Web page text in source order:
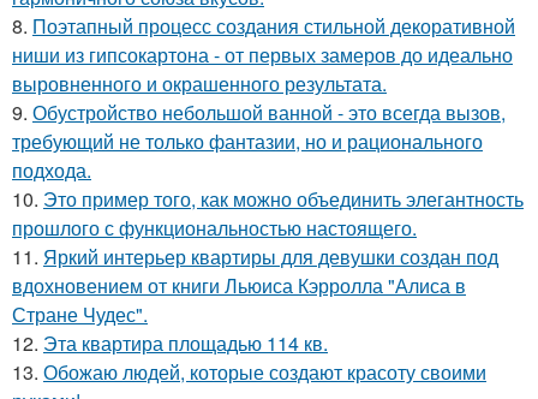
8. Поэтапный процесс создания стильной декоративной
ниши из гипсокартона - от первых замеров до идеально
выровненного и окрашенного результата.
9. Обустройство небольшой ванной - это всегда вызов,
требующий не только фантазии, но и рационального
подхода.
10. Это пример того, как можно объединить элегантность
прошлого с функциональностью настоящего.
11. Яркий интерьер квартиры для девушки создан под
вдохновением от книги Льюиса Кэрролла "Алиса в
Стране Чудес".
12. Эта квартира площадью 114 кв.
13. Обожаю людей, которые создают красоту своими